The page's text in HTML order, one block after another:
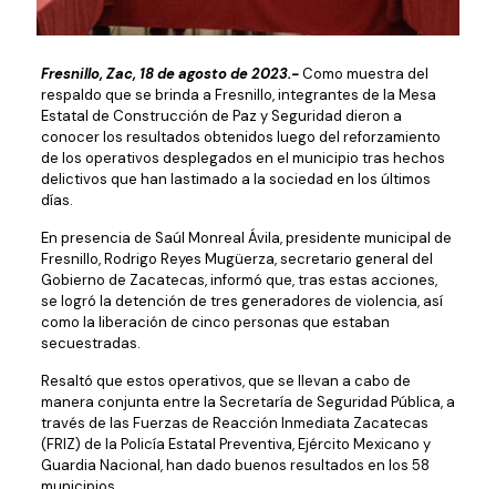
Fresnillo, Zac, 18 de agosto de 2023.-Como muestra del
respaldo que se brinda a Fresnillo, integrantes de la Mesa
Estatal de Construcción de Paz y Seguridad dieron a
conocer los resultados obtenidos luego del reforzamiento
de los operativos desplegados en el municipio tras hechos
delictivos que han lastimado a la sociedad en los últimos
días.
En presencia de Saúl Monreal Ávila, presidente municipal de
Fresnillo, Rodrigo Reyes Mugüerza, secretario general del
Gobierno de Zacatecas, informó que, tras estas acciones,
se logró la detención de tres generadores de violencia, así
como la liberación de cinco personas que estaban
secuestradas.
Resaltó que estos operativos, que se llevan a cabo de
manera conjunta entre la Secretaría de Seguridad Pública, a
través de las Fuerzas de Reacción Inmediata Zacatecas
(FRIZ) de la Policía Estatal Preventiva, Ejército Mexicano y
Guardia Nacional, han dado buenos resultados en los 58